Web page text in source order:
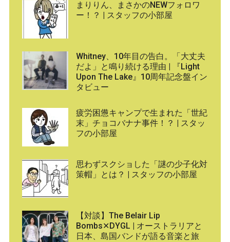
まりりん、まさかのNEWフォロワ
ー！？ | スタッフの小部屋
Whitney、10年目の告白。「大丈夫
だよ」と鳴り続ける理由 | 『Light
Upon The Lake』10周年記念盤イン
タビュー
疲労困憊キャンプで生まれた「世紀
末」チョコバナナ事件！？ | スタッ
フの小部屋
思わずスクショした「謎の少子化対
策帽」とは？ | スタッフの小部屋
【対談】The Belair Lip
Bombs✕DYGL | オーストラリアと
日本、島国バンドが語る音楽と旅